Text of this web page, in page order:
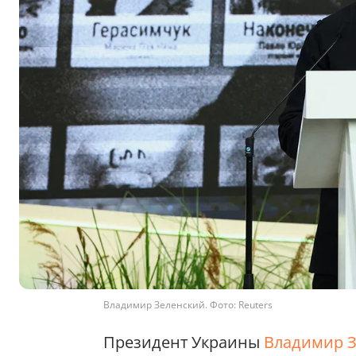
Владимир Зеленский. Фото: Reuters
Президент Украины Владимир